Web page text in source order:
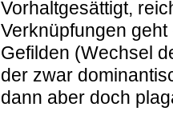
Vorhaltgesättigt,
Verknüpfungen
Gefilden (Wechsel
der zwar
dann aber doch